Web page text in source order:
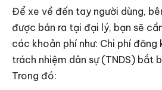
Để xe về đến tay người dùng,
được bán ra tại đại lý, bạn sẽ
các khoản phí như: Chi phí đăng
trách nhiệm dân sự (TNDS) bắt
Trong đó: